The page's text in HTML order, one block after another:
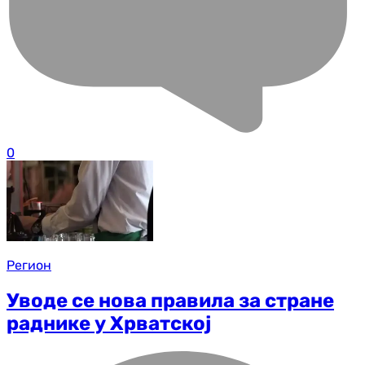
0
Регион
Уводе се нова правила за стране
раднике у Хрватској